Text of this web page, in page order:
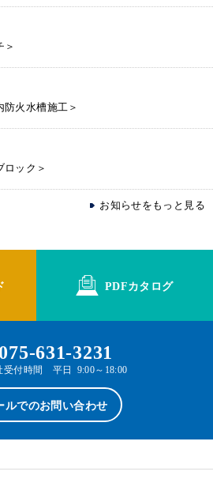
＞
火水槽施工＞
ック＞
お知らせをもっと見る
PDFカタログ
075-631-3231
受付時間 平日 9:00～18:00
ルでのお問い合わせ